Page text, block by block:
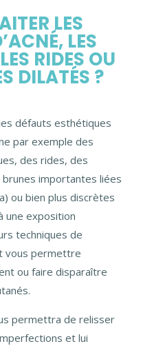
LES
LES
RIDES OU
DILATÉS ?
défauts esthétiques
par exemple des
des rides, des
importantes liées
ou bien plus discrètes
une exposition
techniques de
vous permettre
ou faire disparaître
permettra de relisser
et lui